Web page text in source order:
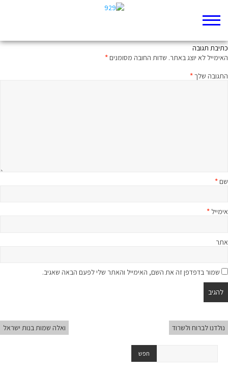
כתיבת תגובה
האימייל לא יוצג באתר. שדות החובה מסומנים*
התגובה שלך*
שם*
אימייל *
אתר
שמור בדפדפן זה את השם, האימייל והאתר שלי לפעם הבאה שאגיב.
נולדנו לברוח ולשרוד ואלה שמות בנות ישראל